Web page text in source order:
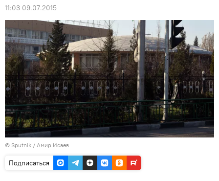
11:03 09.07.2015
© Sputnik / Амир Исаев
Подписаться